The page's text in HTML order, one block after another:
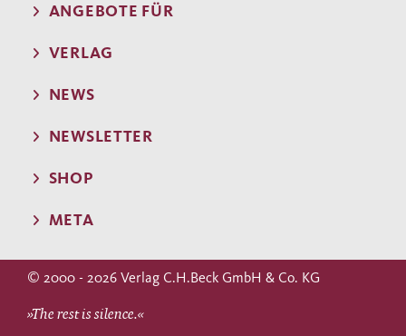
ANGEBOTE FÜR
VERLAG
NEWS
NEWSLETTER
SHOP
META
© 2000 - 2026 Verlag C.H.Beck GmbH & Co. KG
»The rest is silence.«